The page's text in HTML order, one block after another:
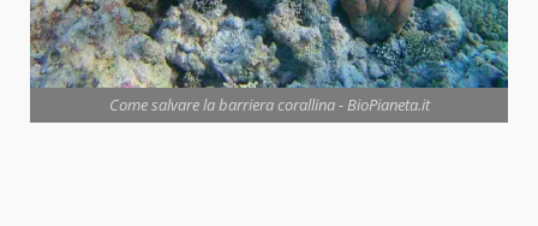
Come salvare la barriera corallina - BioPianeta.it